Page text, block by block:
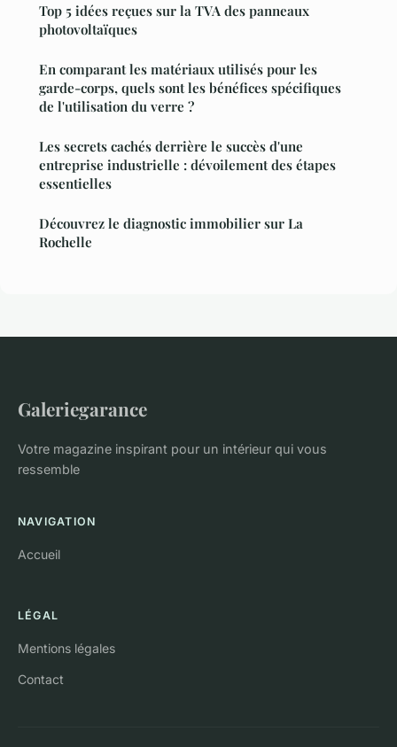
Top 5 idées reçues sur la TVA des panneaux
photovoltaïques
En comparant les matériaux utilisés pour les
garde-corps, quels sont les bénéfices spécifiques
de l'utilisation du verre ?
Les secrets cachés derrière le succès d'une
entreprise industrielle : dévoilement des étapes
essentielles
Découvrez le diagnostic immobilier sur La
Rochelle
Galeriegarance
Votre magazine inspirant pour un intérieur qui vous
ressemble
NAVIGATION
Accueil
LÉGAL
Mentions légales
Contact